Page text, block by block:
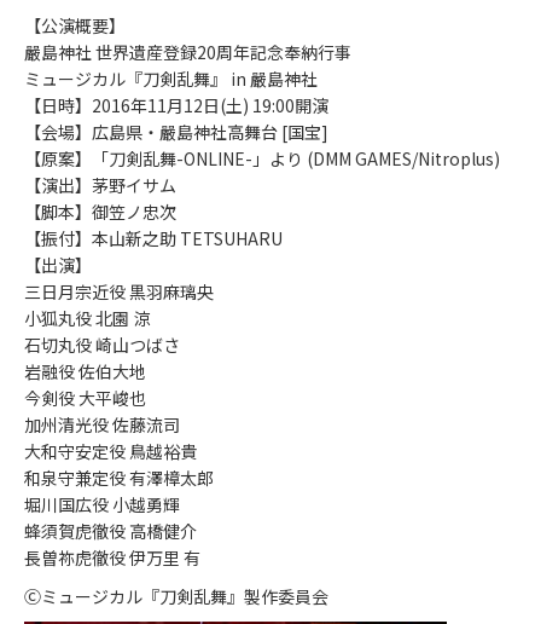
【公演概要】
嚴島神社 世界遺産登録20周年記念奉納行事
ミュージカル『刀剣乱舞』 in 嚴島神社
【日時】2016年11月12日(土) 19:00開演
【会場】広島県・嚴島神社高舞台 [国宝]
【原案】「刀剣乱舞-ONLINE-」より (DMM GAMES/Nitroplus)
【演出】茅野イサム
【脚本】御笠ノ忠次
【振付】本山新之助 TETSUHARU
【出演】
三日月宗近役 黒羽麻璃央
小狐丸役 北園 涼
石切丸役 崎山つばさ
岩融役 佐伯大地
今剣役 大平峻也
加州清光役 佐藤流司
大和守安定役 鳥越裕貴
和泉守兼定役 有澤樟太郎
堀川国広役 小越勇輝
蜂須賀虎徹役 高橋健介
長曽祢虎徹役 伊万里 有
Ⓒミュージカル『刀剣乱舞』製作委員会